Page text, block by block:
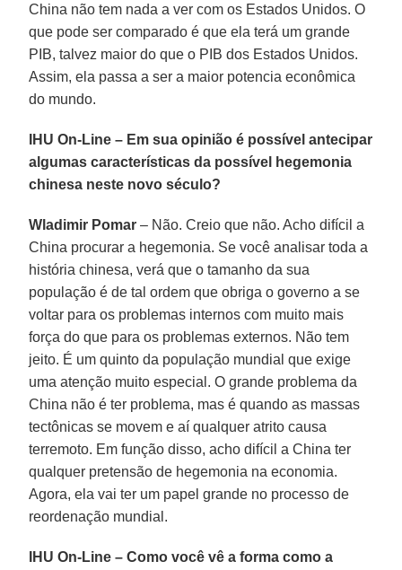
China não tem nada a ver com os Estados Unidos. O
que pode ser comparado é que ela terá um grande
PIB, talvez maior do que o PIB dos Estados Unidos.
Assim, ela passa a ser a maior potencia econômica
do mundo.
IHU On-Line – Em sua opinião é possível antecipar
algumas características da possível hegemonia
chinesa neste novo século?
Wladimir Pomar – Não. Creio que não. Acho difícil a
China procurar a hegemonia. Se você analisar toda a
história chinesa, verá que o tamanho da sua
população é de tal ordem que obriga o governo a se
voltar para os problemas internos com muito mais
força do que para os problemas externos. Não tem
jeito. É um quinto da população mundial que exige
uma atenção muito especial. O grande problema da
China não é ter problema, mas é quando as massas
tectônicas se movem e aí qualquer atrito causa
terremoto. Em função disso, acho difícil a China ter
qualquer pretensão de hegemonia na economia.
Agora, ela vai ter um papel grande no processo de
reordenação mundial.
IHU On-Line – Como você vê a forma como a